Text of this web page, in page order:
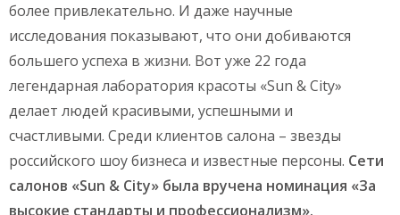
более привлекательно. И даже научные
исследования показывают, что они добиваются
большего успеха в жизни. Вот уже 22 года
легендарная лаборатория красоты «Sun & City»
делает людей красивыми, успешными и
счастливыми. Среди клиентов салона – звезды
российского шоу бизнеса и известные персоны. Сети
салонов «Sun & City» была вручена номинация «За
высокие стандарты и профессионализм».